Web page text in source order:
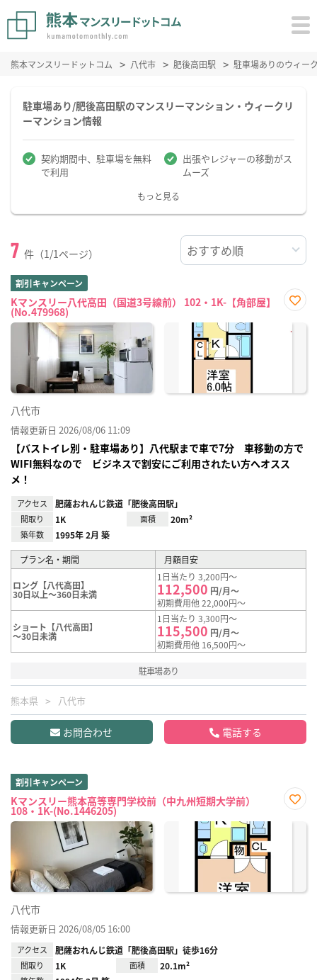
熊本マンスリードットコム 八代市 肥後高田駅 駐車場ありのウィー
駐車場あり/肥後高田駅のマンスリーマンション・ウィークリ
ーマンション情報
契約期間中、駐車場を無料
で利用
出張やレジャーの移動がス
ムーズ
もっと見る
7 件（1/1ページ）
割引キャンペーン
Kマンスリー八代高田（国道3号線前） 102・1K-【角部屋】
(No.479968)
に入
り登
八代市
情報更新日 2026/08/06 11:09
【バストイレ別・駐車場あり】八代駅まで車で7分 車移動の方で
WIFI無料なので ビジネスで割安にご利用されたい方へオスス
メ！
アクセス 肥薩おれんじ鉄道「肥後高田駅」
間取り 1K 面積 20m²
築年数 1995年 2月 築
プラン名・期間 月額目安
ロング【八代高田】
30日以上～360日未満
1日当たり 3,200円～
112,500 円/月～
初期費用他 22,000円～
ショート【八代高田】
～30日未満
1日当たり 3,300円～
115,500 円/月～
初期費用他 16,500円～
駐車場あり
熊本県 八代市
お問合わせ 電話する
割引キャンペーン
Kマンスリー熊本高等専門学校前（中九州短期大学前）
108・1K-(No.1446205)
に入
八代市
情報更新日 2026/08/05 16:00
アクセス 肥薩おれんじ鉄道「肥後高田駅」徒歩16分
間取り 1K 面積 20.1m²